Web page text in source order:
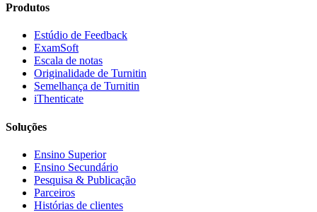
Produtos
Estúdio de Feedback
ExamSoft
Escala de notas
Originalidade de Turnitin
Semelhança de Turnitin
iThenticate
Soluções
Ensino Superior
Ensino Secundário
Pesquisa & Publicação
Parceiros
Histórias de clientes